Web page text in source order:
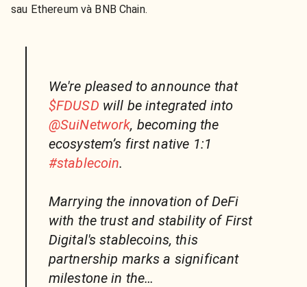
sau Ethereum và BNB Chain.
We're pleased to announce that
$FDUSD will be integrated into
@SuiNetwork, becoming the
ecosystem’s first native 1:1
#stablecoin.
Marrying the innovation of DeFi
with the trust and stability of First
Digital's stablecoins, this
partnership marks a significant
milestone in the…